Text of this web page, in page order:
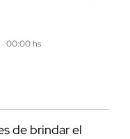
· 00:00 hs
de brindar el